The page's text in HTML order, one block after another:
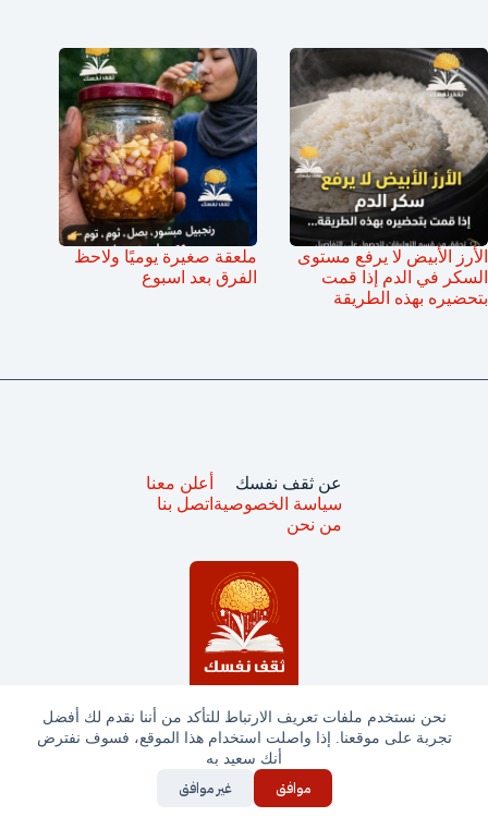
نحن نستخدم ملفات تعريف الارتباط للتأكد من أننا نقدم لك أفضل
تجربة على موقعنا. إذا واصلت استخدام هذا الموقع، فسوف نفترض
أنك سعيد به
موافق غير موافق
الأرز الأبيض لا يرفع مستوى
السكر في الدم إذا قمت
بتحضيره بهذه الطريقة
ملعقة صغيرة يوميًا ولاحظ
الفرق بعد اسبوع
جميع الحقوق محفوظة © ثقف نفسك 2025
عن ثقف نفسك
سياسة الخصوصية
من نحن
أعلن معنا
اتصل بنا